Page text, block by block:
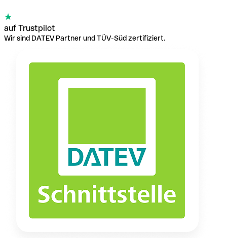
auf Trustpilot
Wir sind DATEV Partner und TÜV-Süd zertifiziert.